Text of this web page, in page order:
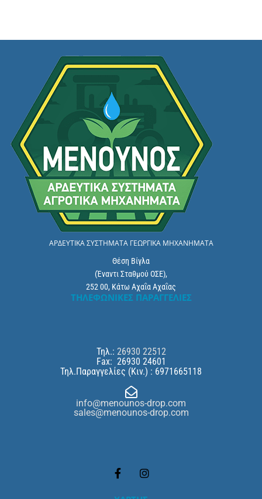
ΑΡΔΕΥΤΙΚΑ ΣΥΣΤΗΜΑΤΑ ΓΕΩΡΓΙΚΑ ΜΗΧΑΝΗΜΑΤΑ
Θέση Βίγλα
(Έναντι Σταθμού ΟΣΕ),
252 00, Κάτω Αχαΐα Αχαΐας
THΛΕΦΩΝΙΚΕΣ ΠΑΡΑΓΓΕΛΙΕΣ
Τηλ.: 26930 22512
Fax: 26930 24601
Τηλ.Παραγγελίες (Κιν.) : 6971665118

info@menounos-drop.com
sales@menounos-drop.com